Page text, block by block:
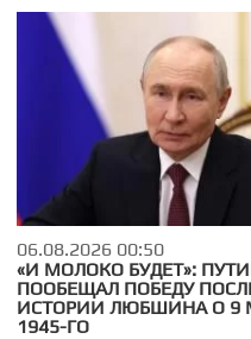
06.08.2026 00:50
«И МОЛОКО БУДЕТ»:
ПООБЕЩАЛ ПОБЕДУ
ИСТОРИИ ЛЮБШИНА О 9
1945-ГО